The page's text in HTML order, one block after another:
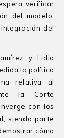
verificar
del modelo,
del
y Lidia
la política
relativa al
la Corte
con los
siendo parte
cómo